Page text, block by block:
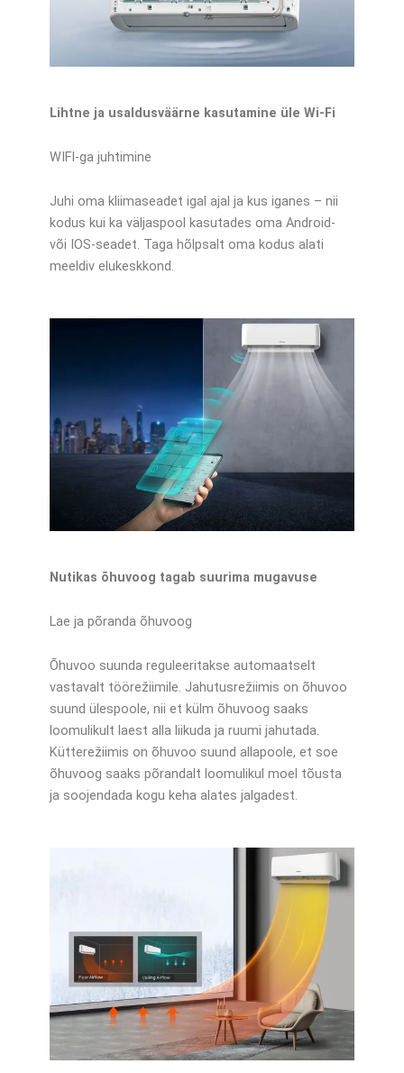
Lihtne ja usaldusväärne kasutamine üle Wi-Fi
WIFI-ga juhtimine
Juhi oma kliimaseadet igal ajal ja kus iganes – nii
kodus kui ka väljaspool kasutades oma Android-
või IOS-seadet. Taga hõlpsalt oma kodus alati
meeldiv elukeskkond.
Nutikas õhuvoog tagab suurima mugavuse
Lae ja põranda õhuvoog
Õhuvoo suunda reguleeritakse automaatselt
vastavalt töörežiimile. Jahutusrežiimis on õhuvoo
suund ülespoole, nii et külm õhuvoog saaks
loomulikult laest alla liikuda ja ruumi jahutada.
Kütterežiimis on õhuvoo suund allapoole, et soe
õhuvoog saaks põrandalt loomulikul moel tõusta
ja soojendada kogu keha alates jalgadest.